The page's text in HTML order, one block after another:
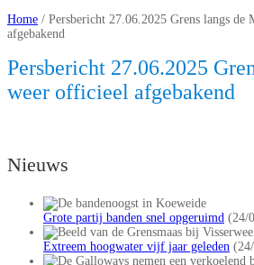
Home / Persbericht 27.06.2025 Grens langs de
afgebakend
Persbericht 27.06.2025
weer officieel afgebakend
Nieuws
Grote partij banden snel opgeruimd (24/
Extreem hoogwater vijf jaar geleden